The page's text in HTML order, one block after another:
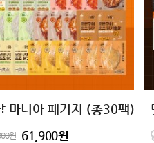
마니아 패키지 (총30팩)
원 61,900원